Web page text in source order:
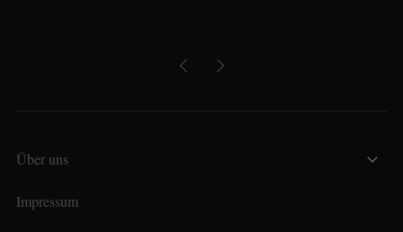
Über uns
Impressum